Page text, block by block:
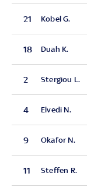
21 Kobel G.
18 Duah K.
2 Stergiou L.
4 Elvedi N.
9 Okafor N.
11 Steffen R.